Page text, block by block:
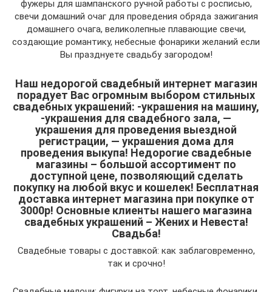
фужеры для шампанского ручной работы с росписью,
свечи домашний очаг для проведения обряда зажигания
домашнего очага, великолепные плавающие свечи,
создающие романтику, небесные фонарики желаний если
Вы празднуете свадьбу загородом!
Наш недорогой свадебный интернет магазин
порадует Вас огромным выбором стильных
свадебных украшений: -украшения на машину,
-украшения для свадебного зала, —
украшения для проведения выездной
регистрации, — украшения дома для
проведения выкупа! Недорогие свадебные
магазины – большой ассортимент по
доступной цене, позволяющий сделать
покупку на любой вкус и кошелек! Бесплатная
доставка интернет магазина при покупке от
3000р! Основные клиенты нашего магазина
свадебных украшений – Жених и Невеста!
Свадьба!
Свадебные товары с доставкой: как заблаговременно,
так и срочно!